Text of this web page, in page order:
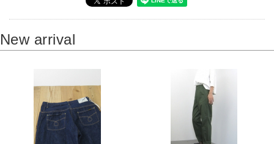
New arrival